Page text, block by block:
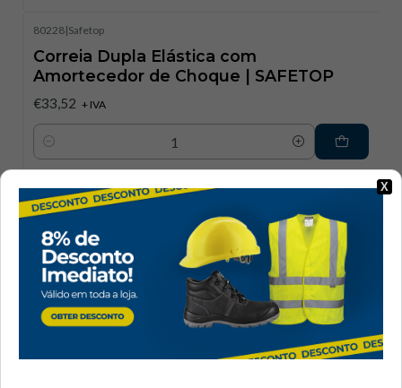
80228|Safetop
Correia Dupla Elástica com
Amortecedor de Choque | SAFETOP
€33,52 + IVA
Quantidade
80163|Safetop
Cinta Elástica 1,8 m com Absorbedor e
Mosquetões | SAFETOP
€23,10 + IVA
Quantidade
X